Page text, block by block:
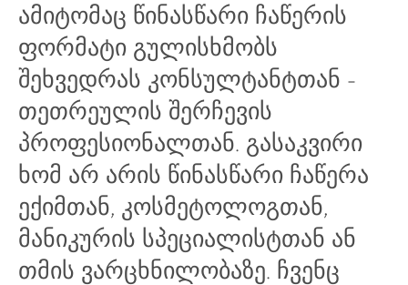
ამიტომაც წინასწარი ჩაწერის
ფორმატი გულისხმობს
შეხვედრას კონსულტანტთან -
თეთრეულის შერჩევის
პროფესიონალთან. გასაკვირი
ხომ არ არის წინასწარი ჩაწერა
ექიმთან, კოსმეტოლოგთან,
მანიკურის სპეციალისტთან ან
თმის ვარცხნილობაზე. ჩვენც